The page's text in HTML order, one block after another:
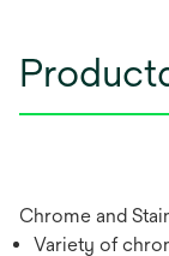
Chrome and
Variety of